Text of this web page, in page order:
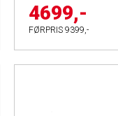
4699,-
FØRPRIS 9399,-